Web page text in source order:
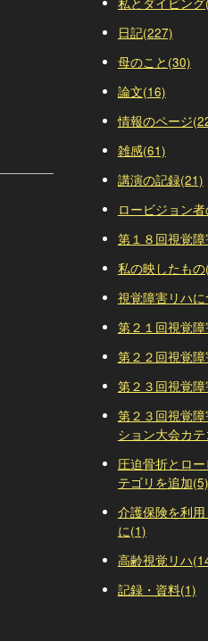
日記(227)
母のこと(30)
論文(16)
情報のページ
雑感(61)
講演の記録(21)
ロービジョン
第１８回視覚
私の映したも
視覚障害リハ
第２１回視覚
第２２回視覚
第２３回視覚
第２３回視覚
ション大会カ
圧迫骨折とロ
テゴリを追加(5)
介護保険を利
に(1)
高齢視覚リハ
記録・資料(1)